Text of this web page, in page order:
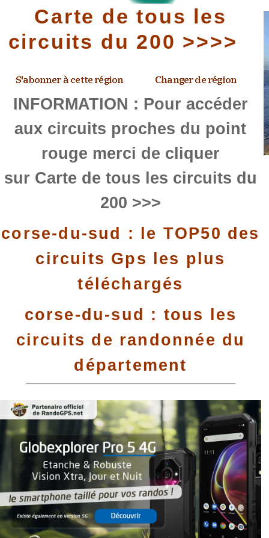
Carte de tous les
circuits du 200 >>>>
INFORMATION : Pour accéder
aux circuits proches du point
rouge merci de cliquer
sur Carte de tous les circuits du
200 >>>
corse-du-sud : le TOP50 des
circuits Gps les plus
téléchargés
corse-du-sud : tous les
circuits de randonnée du
département